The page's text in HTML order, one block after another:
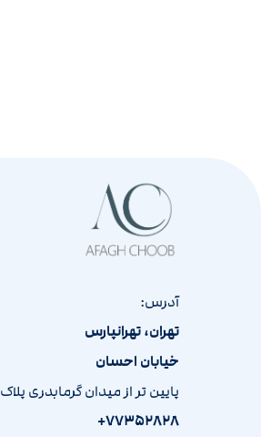
آدرس:
تهران، تهرانپارس
خیابان احسان
پایین تر از میدان گرمابدری پلاک ۲۴۶:
۷۷۳۵۲۸۲۸+